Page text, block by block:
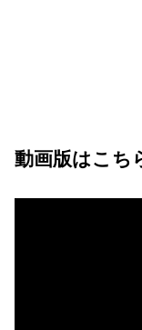
動画版はこち